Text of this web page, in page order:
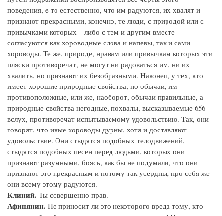
поведения, e то естественно, что им радуются, их хвалят и
признают прекрасными, конечно, те люди, с природой или с
привычками которых – либо с тем и другим вместе –
согласуются как хороводные слова и напевы, так и сами
хороводы. Те же, природе, нравам или привычкам которых эти
пляски противоречат, не могут ни радоваться им, ни их
хвалить, но признают их безобразными. Наконец, у тех, кто
имеет хорошие природные свойства, но обычаи, им
противоположные, или же, наоборот, обычаи правильные, а
природные свойства негодные, похвалы, высказываемые 656
вслух, противоречат испытываемому удовольствию. Так, они
говорят, что иные хороводы дурны, хотя и доставляют
удовольствие. Они стыдятся подобных телодвижений,
стыдятся подобных песен перед людьми, которых они
признают разумными, боясь, как бы не подумали, что они
признают это прекрасным и потому так усердны; про себя же
они всему этому радуются.
Клиний. Ты совершенно прав.
Афинянин. Не приносит ли это некоторого вреда тому, кто